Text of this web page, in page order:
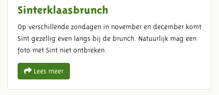
Sinterklaasbrunch
Op verschillende zondagen in november en december komt
Sint gezellig even langs bij de brunch. Natuurlijk mag een
foto met Sint niet ontbreken.
Lees meer